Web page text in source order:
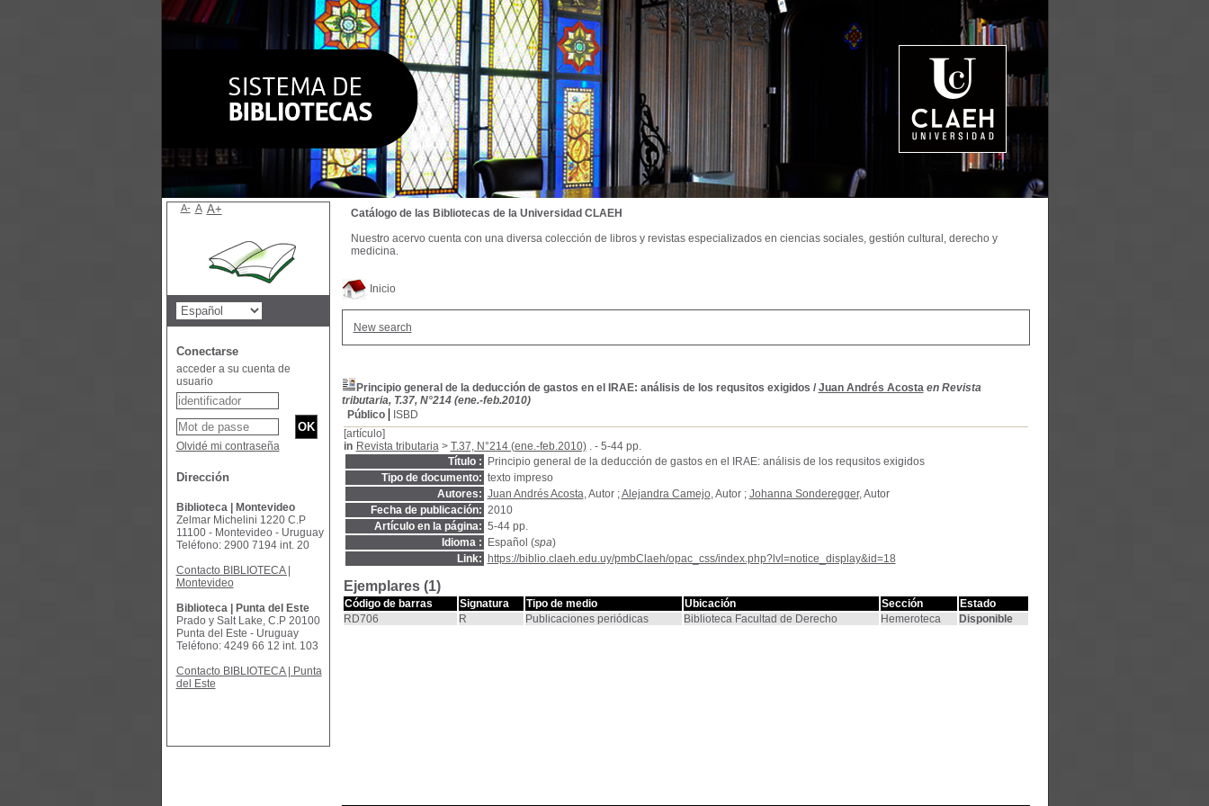
Inicio
New search
Principio general de la deducción de gastos en el IRAE: análisis de los requsitos exigidos / Juan Andrés Acosta en Revista
tributaria, T.37, N°214 (ene.-feb.2010)
Público
ISBD
[artículo]
in Revista tributaria> T.37, N°214 (ene.-feb.2010). - 5-44 pp.
Título :
Principio general de la deducción de gastos en el IRAE: análisis de los requsitos exigidos
Tipo de documento: texto impreso
Autores: Juan Andrés Acosta, Autor ;Alejandra Camejo, Autor ; Johanna Sonderegger, Autor
Fecha de publicación: 2010
Artículo en la página: 5-44 pp.
Idioma :
Español (spa)
Link:
https://biblio.claeh.edu.uy/pmbClaeh/opac_css/index.php?lvl=notice_display&id=18
Ejemplares (1)
Código de barras Signatura Tipo de medio Ubicación Sección
Estado
RD706
R Publicaciones periódicas Biblioteca Facultad de Derecho Hemeroteca Disponible
Catálogo de las Bibliotecas de la Universidad CLAEH
Nuestro acervo cuenta con una diversa colección de libros y revistas especializados en ciencias sociales, gestión cultural, derecho y
medicina.
A- A A+
Conectarse
acceder a su cuenta de
usuario
Olvidé mi contraseña
Dirección
Biblioteca | Montevideo
Zelmar Michelini 1220 C.P
11100 - Montevideo - Uruguay
Teléfono: 2900 7194 int. 20
Contacto BIBLIOTECA |
Montevideo
Biblioteca | Punta del Este
Prado y Salt Lake, C.P 20100
Punta del Este - Uruguay
Teléfono: 4249 66 12 int. 103
Contacto BIBLIOTECA | Punta
del Este